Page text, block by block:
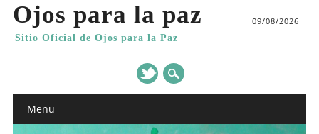
Ojos para la paz
Sitio Oficial de Ojos para la Paz
09/08/2026
Main menu
Menu